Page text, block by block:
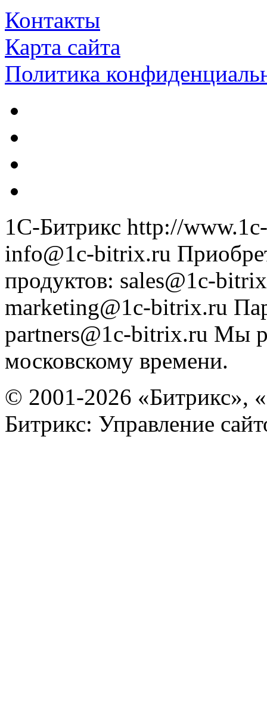
Контакты
Карта сайта
Политика
1С-Битрикс http://
info@1c-bitrix.ru
продуктов: sales@1c-
marketing@1c-bitrix.ru
partners@1c-bitrix.ru Мы
московскому времени.
© 2001-2026 «Битрикс»,
Битрикс: Управление